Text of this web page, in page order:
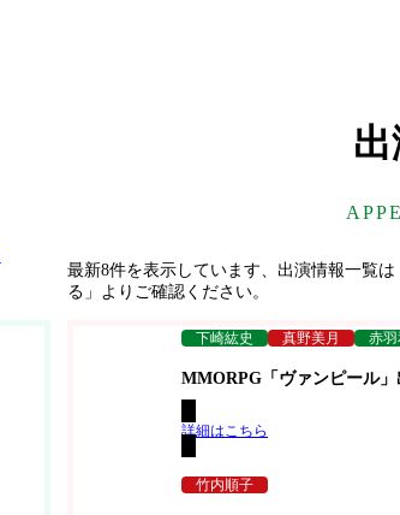
最新8件を表示しています、出演情報一覧
る」よりご確認ください。
下崎紘史 真野美月 赤
MMORPG「ヴァンピール」
詳細はこちら
竹内順子